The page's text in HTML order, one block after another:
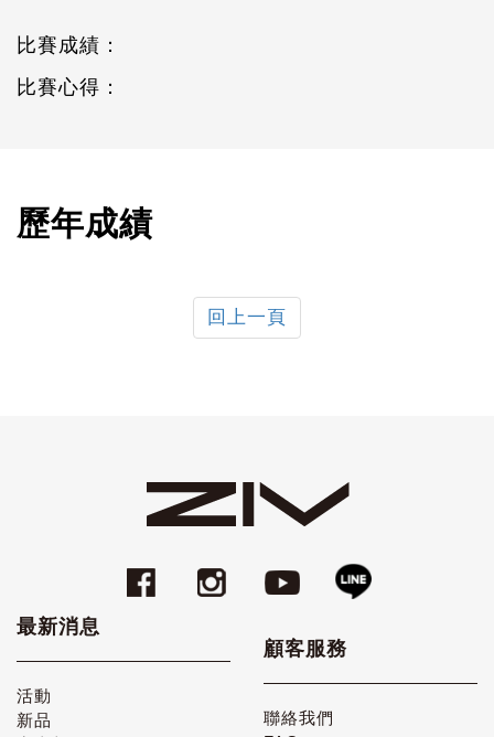
比賽成績：
比賽心得：
歷年成績
回上一頁
最新消息
活動
新品
顧客服務
聯絡我們